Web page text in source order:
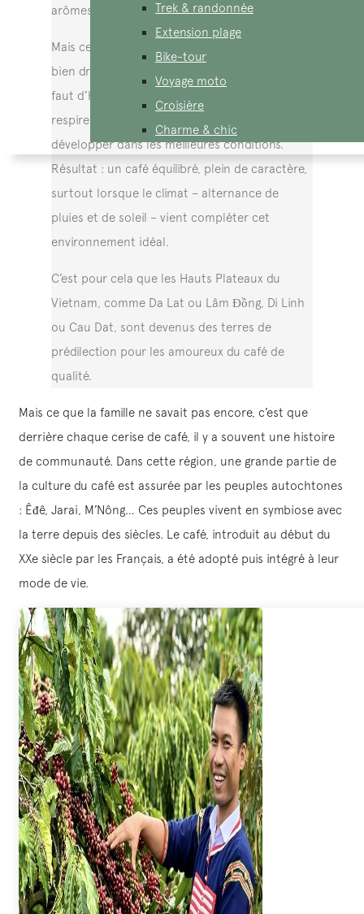
Trek & randonnée
Extension plage
Bike-tour
Voyage moto
Croisière
Charme & chic
arômes.
Mais ce n’est pas tout : cette terre est à la fois
bien drainée et capable de retenir juste ce qu’il
faut d’humidité. Cela permet aux racines de
respirer correctement et à la plante de se
développer dans les meilleures conditions.
Résultat : un café équilibré, plein de caractère,
surtout lorsque le climat – alternance de
pluies et de soleil – vient compléter cet
environnement idéal.
C’est pour cela que les Hauts Plateaux du
Vietnam, comme Da Lat ou Lâm Đồng, Di Linh
ou Cau Dat, sont devenus des terres de
prédilection pour les amoureux du café de
qualité.
Mais ce que la famille ne savait pas encore, c’est que
derrière chaque cerise de café, il y a souvent une histoire
de communauté. Dans cette région, une grande partie de
la culture du café est assurée par les peuples autochtones
: Êđê, Jarai, M’Nông… Ces peuples vivent en symbiose avec
la terre depuis des siècles. Le café, introduit au début du
XXe siècle par les Français, a été adopté puis intégré à leur
mode de vie.